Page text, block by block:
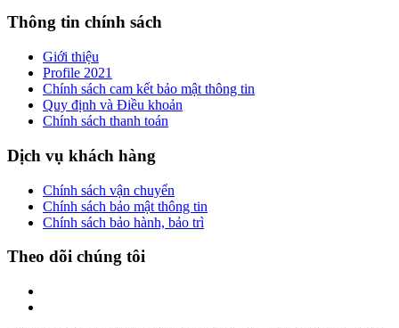
Thông tin chính sách
Giới thiệu
Profile 2021
Chính sách cam kết bảo mật thông tin
Quy định và Điều khoản
Chính sách thanh toán
Dịch vụ khách hàng
Chính sách vận chuyển
Chính sách bảo mật thông tin
Chính sách bảo hành, bảo trì
Theo dõi chúng tôi